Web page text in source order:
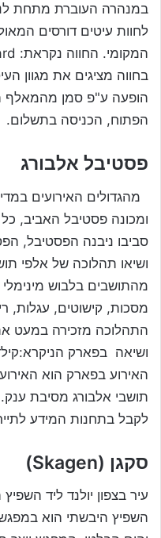
במנהרה העוברת מתחת
לחוות עיטים דורסים
המקומי. החווה נקראת: Fallkomergaard,
בחווה מציגים את מגוון
הופעה ע"פ סמן מהמאלף
הפתוח, הכניסה בתשלום.
פסטיבל אלבורג
מהגדולים האירועים
ומכונה פסטיבל האביב,
סביבו ניבנה הפסטיבל,
ושיאו תהלוכה של אלפי
מהתושבים בלבוש
מסכות, קישוטים, עגלות,
התהלוכה מזכירה במעט
האירוע בפארק הוא
תושבי אלבורג מסיבת ענק.
לקבל בתחנות המידע
סקגן (Skagen)
עיר בצפון יולנד ליד
השפיץ היבשתי הוא במפגש